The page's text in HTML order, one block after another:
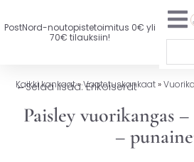
PostNord-noutopistetoimitus 0€ yli
70€ tilauksiin!
UUTTA VALIKOIMASSA
KAIKKI KANKAAT
Kaikki kankaat»Vaatetuskankaat»
←Selaa lisää: Erikoiserät
Paisley vuorikangas –
–